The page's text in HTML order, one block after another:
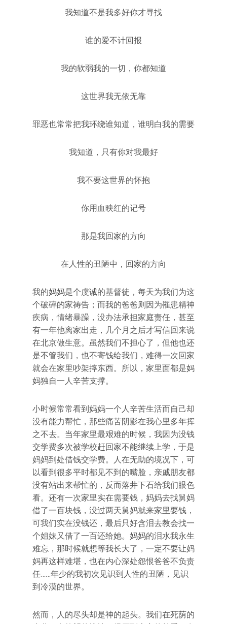
我知道不是我多好你才寻找
谁的爱不计回报
我的软弱我的一切，你都知道
这世界我无依无靠
罪恶也常常把我环绕谁知道，谁明白我的需要
我知道，只有你对我最好
我不要这世界的怀抱
你用血映红的记号
那是我回家的方向
在人性的丑陋中，回家的方向
我的妈妈是个虔诚的基督徒，每天为我们为这
个破碎的家祷告；而我的爸爸则因为罹患精神
疾病，情绪暴躁，没办法承担家庭责任，甚至
有一年他离家出走，几个月之后才写信回来说
在北京做生意。虽然我们不担心了，但他也还
是不管我们，也不寄钱给我们，难得一次回家
就会在家里吵架摔东西。所以，家里面都是妈
妈独自一人辛苦支撑。
小时候常常看到妈妈一个人辛苦生活而自己却
没有能力帮忙，那些痛苦阴影在我心里多年挥
之不去。当年家里最艰难的时候，我因为没钱
交学费多次被学校赶回家不能继续上学，于是
妈妈到处借钱交学费。人在无助的境况下，可
以看到很多平时都见不到的嘴脸，亲戚朋友都
没有站出来帮忙的，反而落井下石给我们眼色
看。还有一次家里实在需要钱，妈妈去找舅妈
借了一百块钱，没过两天舅妈就来家里要钱，
可我们实在没钱还，最后只好含泪去教会找一
个姐妹又借了一百还给她。妈妈的泪水我永生
难忘，那时候就想等我长大了，一定不要让妈
妈再这样难堪，也在内心深处怨恨爸爸不负责
任……年少的我初次见识到人性的丑陋，见识
到冷漠的世界。
然而，人的尽头却是神的起头。我们在死荫的